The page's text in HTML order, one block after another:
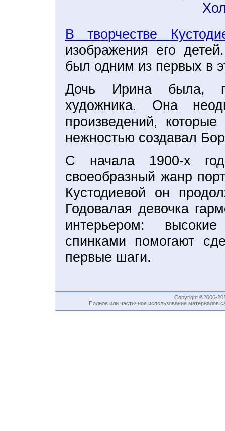
В творчестве
изображения его
был одним из первых в
Дочь Ирина была,
художника. Она
произведений,
нежностью создавал
С начала 1900-х
своеобразный жанр
Кустодиевой он
Годовалая девочка
интерьером:
спинками помогают
первые шаги.
Copyright ©2006-
Полное или частичное использование материалов